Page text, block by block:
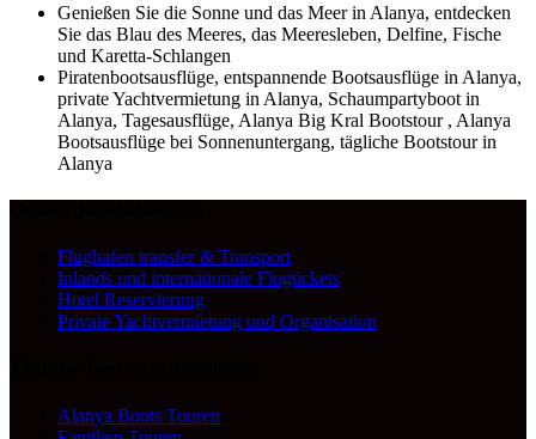
Genießen Sie die Sonne und das Meer in Alanya, entdecken
Sie das Blau des Meeres, das Meeresleben, Delfine, Fische
und Karetta-Schlangen
Piratenbootsausflüge, entspannende Bootsausflüge in Alanya,
private Yachtvermietung in Alanya, Schaumpartyboot in
Alanya, Tagesausflüge, Alanya Big Kral Bootstour , Alanya
Bootsausflüge bei Sonnenuntergang, tägliche Bootstour in
Alanya
Flughafen transfer & Transport
Inlands und internationale Flugtickets
Hotel Reservierung
Private Yachtvermietung und Organisation
Alanya Boots Touren